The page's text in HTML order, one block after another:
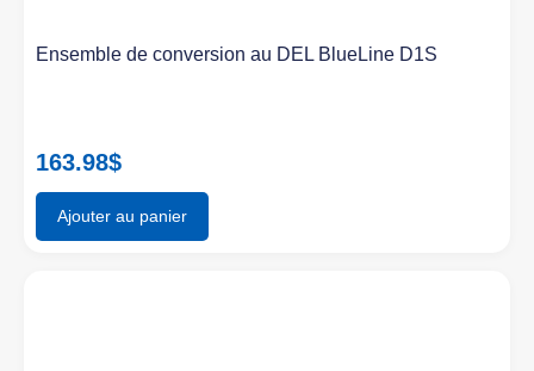
Ensemble de conversion au DEL BlueLine D1S
163.98$
Ajouter au panier